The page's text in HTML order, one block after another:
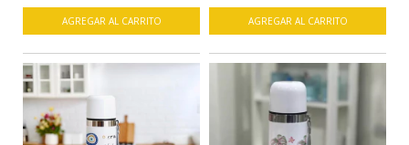
AGREGAR AL CARRITO AGREGAR AL CARRITO